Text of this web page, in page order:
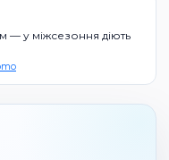
— у міжсезоння діють